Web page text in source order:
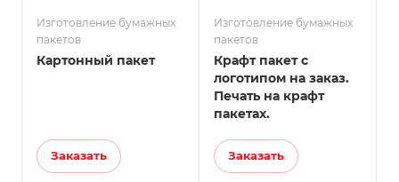
Изготовление бумажных
пакетов
Картонный пакет
Заказать
Изготовление бумажных
пакетов
Крафт пакет с
логотипом на заказ.
Печать на крафт
пакетах.
Заказать